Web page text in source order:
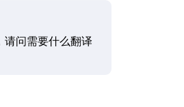
请问需要什么翻译